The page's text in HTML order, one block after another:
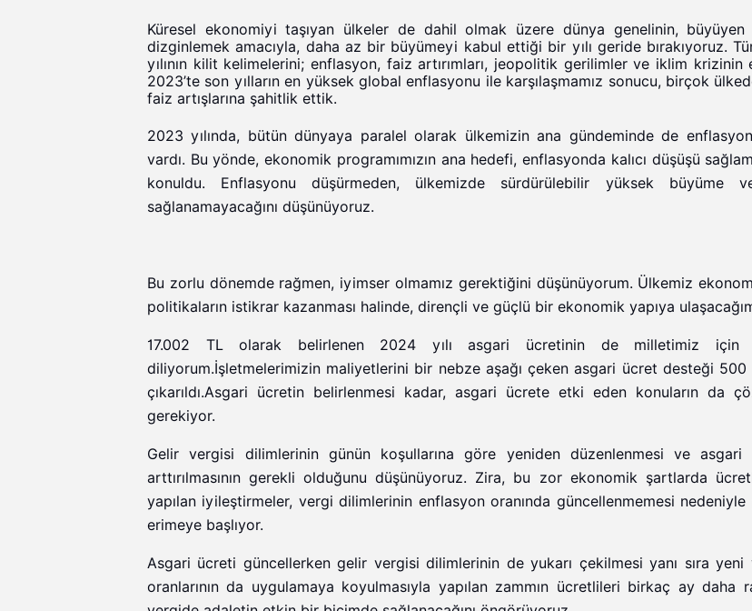
Küresel ekonomiyi taşıyan ülkeler de dahil olmak üzere dünya genelinin, büyüyen
dizginlemek amacıyla, daha az bir büyümeyi kabul ettiği bir yılı geride bırakıyoruz.
yılının kilit kelimelerini; enflasyon, faiz artırımları, jeopolitik gerilimler ve iklim
2023’te son yılların en yüksek global enflasyonu ile karşılaşmamız sonucu, birçok
faiz artışlarına şahitlik ettik.
2023 yılında, bütün dünyaya paralel olarak ülkemizin ana gündeminde de
vardı. Bu yönde, ekonomik programımızın ana hedefi, enflasyonda kalıcı düşüşü
konuldu. Enflasyonu düşürmeden, ülkemizde sürdürülebilir yüksek büyüme
sağlanamayacağını düşünüyoruz.
Bu zorlu dönemde rağmen, iyimser olmamız gerektiğini düşünüyorum. Ülkemiz
politikaların istikrar kazanması halinde, dirençli ve güçlü bir ekonomik yapıya
17.002 TL olarak belirlenen 2024 yılı asgari ücretinin de milletimiz için
diliyorum.İşletmelerimizin maliyetlerini bir nebze aşağı çeken asgari ücret desteği 500
çıkarıldı.Asgari ücretin belirlenmesi kadar, asgari ücrete etki eden konuların da
gerekiyor.
Gelir vergisi dilimlerinin günün koşullarına göre yeniden düzenlenmesi ve asgari
arttırılmasının gerekli olduğunu düşünüyoruz. Zira, bu zor ekonomik şartlarda
yapılan iyileştirmeler, vergi dilimlerinin enflasyon oranında güncellenmemesi nedeniyle
erimeye başlıyor.
Asgari ücreti güncellerken gelir vergisi dilimlerinin de yukarı çekilmesi yanı sıra
oranlarının da uygulamaya koyulmasıyla yapılan zammın ücretlileri birkaç ay daha